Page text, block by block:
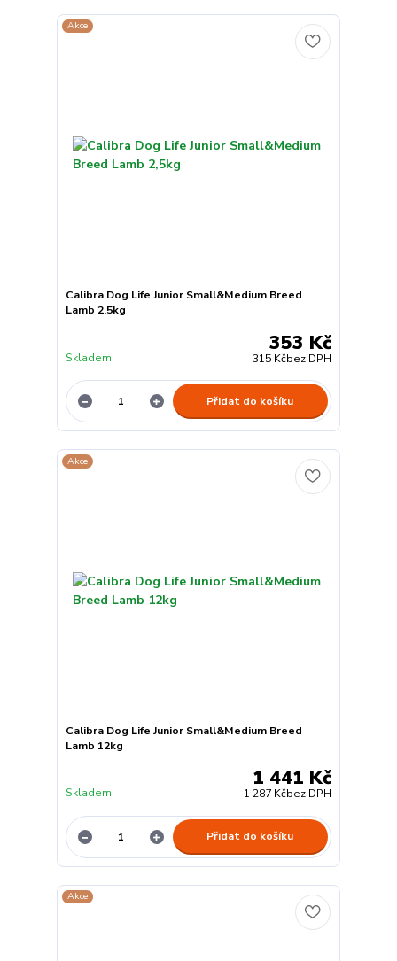
Akce
Calibra Dog Life Junior Small&Medium Breed
Lamb 2,5kg
353 Kč
315 Kčbez DPH
Skladem
Přidat do košíku
Akce
Calibra Dog Life Junior Small&Medium Breed
Lamb 12kg
1 441 Kč
1 287 Kčbez DPH
Skladem
Přidat do košíku
Akce